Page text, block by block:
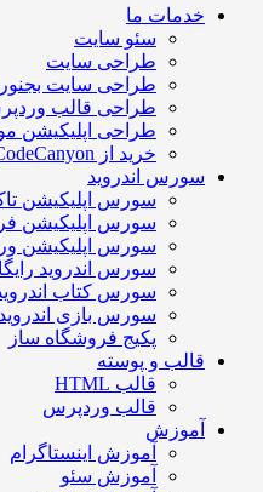
خدمات ما
سئو سایت
طراحی سایت
طراحی سایت
طراحی قالب
طراحی اپلیکیشن
خرید از CodeCanyon
سورس اندروید
سورس اپلیکیشن
سورس اپلیکیشن
سورس اپلیکیشن
سورس اندروید
سورس کتاب
سورس بازی اندروید
پکیج فروشگاه ساز
قالب و پوسته
قالب HTML
قالب وردپرس
آموزش
آموزش اینستاگرام
آموزش سئو